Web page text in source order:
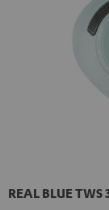
REAL BLUE